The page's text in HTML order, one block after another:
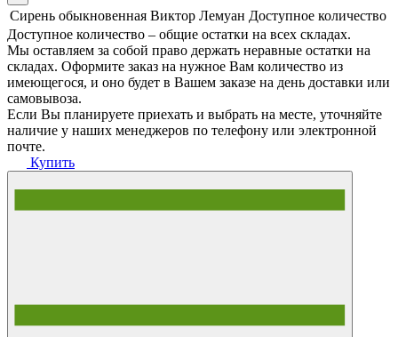
Сирень обыкновенная Виктор Лемуан Доступное количество
Доступное количество – общие остатки на всех складах.
Мы оставляем за собой право держать неравные остатки на
складах. Оформите заказ на нужное Вам количество из
имеющегося, и оно будет в Вашем заказе на день доставки или
самовывоза.
Если Вы планируете приехать и выбрать на месте, уточняйте
наличие у наших менеджеров по телефону или электронной
почте.
Купить